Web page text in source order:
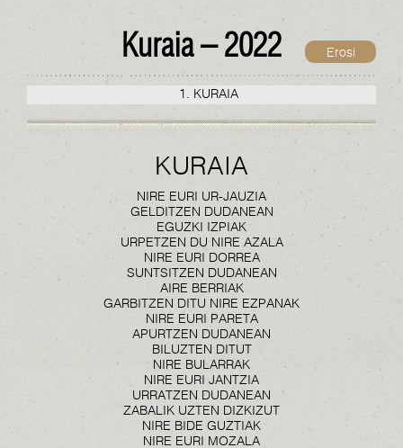
Kuraia – 2022 Erosi
1. KURAIA
KURAIA
NIRE EURI UR-JAUZIA
GELDITZEN DUDANEAN
EGUZKI IZPIAK
URPETZEN DU NIRE AZALA
NIRE EURI DORREA
SUNTSITZEN DUDANEAN
AIRE BERRIAK
GARBITZEN DITU NIRE EZPANAK
NIRE EURI PARETA
APURTZEN DUDANEAN
BILUZTEN DITUT
NIRE BULARRAK
NIRE EURI JANTZIA
URRATZEN DUDANEAN
ZABALIK UZTEN DIZKIZUT
NIRE BIDE GUZTIAK
NIRE EURI MOZALA